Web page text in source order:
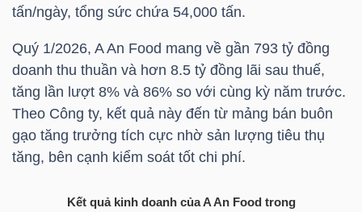
tấn/ngày, tổng sức chứa 54,000 tấn.
Quý 1/2026, A An Food mang về gần 793 tỷ đồng
doanh thu thuần và hơn 8.5 tỷ đồng lãi sau thuế,
tăng lần lượt 8% và 86% so với cùng kỳ năm trước.
Theo Công ty, kết quả này đến từ mảng bán buôn
gạo tăng trưởng tích cực nhờ sản lượng tiêu thụ
tăng, bên cạnh kiểm soát tốt chi phí.
Kết quả kinh doanh của A An Food trong
XUẤT
LIỆU
Ngành
(-)
VS-